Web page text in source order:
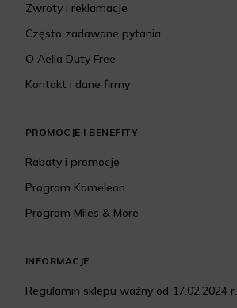
Zwroty i reklamacje
Często zadawane pytania
O Aelia Duty Free
Kontakt i dane firmy
PROMOCJE I BENEFITY
Rabaty i promocje
Program Kameleon
Program Miles & More
INFORMACJE
Regulamin sklepu ważny od 17.02.2024 r.